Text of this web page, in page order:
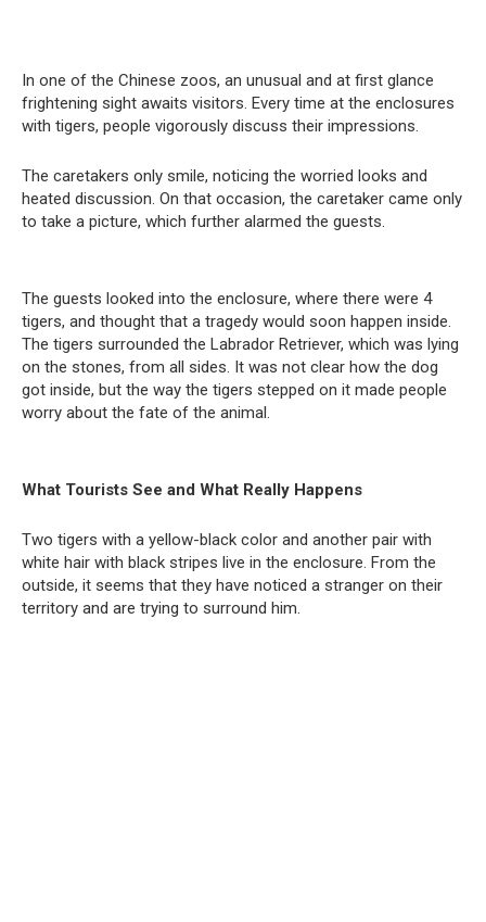
In one of the Chinese zoos, an unusual and at first glance
frightening sight awaits visitors. Every time at the enclosures
with tigers, people vigorously discuss their impressions.
The caretakers only smile, noticing the worried looks and
heated discussion. On that occasion, the caretaker came only
to take a picture, which further alarmed the guests.
The guests looked into the enclosure, where there were 4
tigers, and thought that a tragedy would soon happen inside.
The tigers surrounded the Labrador Retriever, which was lying
on the stones, from all sides. It was not clear how the dog
got inside, but the way the tigers stepped on it made people
worry about the fate of the animal.
What Tourists See and What Really Happens
Two tigers with a yellow-black color and another pair with
white hair with black stripes live in the enclosure. From the
outside, it seems that they have noticed a stranger on their
territory and are trying to surround him.